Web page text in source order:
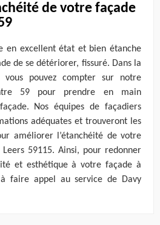
de votre façade
en excellent état et bien étanche
de se détériorer, fissuré. Dans la
pouvez compter sur notre
59 pour prendre en main
Nos équipes de façadiers
adéquates et trouveront les
améliorer l’étanchéité de votre
59115. Ainsi, pour redonner
et esthétique à votre façade à
faire appel au service de Davy